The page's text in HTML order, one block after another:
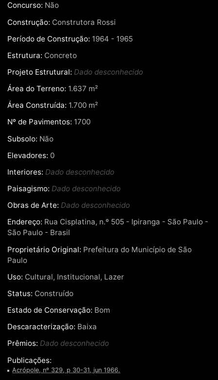
Concurso: Não
Construção: Construtora Rossi
Período de Construção: 1964 - 1965
Estrutura: Concreto
Projeto Estrutural: Dado desconhecido
Área do Terreno: 1.637 m²
Área Construída: 1.700 m²
Nº de Pavimentos: 1700
Subsolo: Não
Elevadores: 0
Interiores: Dado desconhecido
Paisagismo: Dado desconhecido
Obras de Arte: Dado desconhecido
Endereço: Rua Cisplatina, n.º 505 - Ipiranga - São Paulo -
São Paulo - Brasil
Proprietário Original: Prefeitura do Município de São
Paulo
Uso: Cultural, Institucional, Lazer
Status: Construído
Estado de Conservação: Bom
Descaracterização: Baixa
Prêmios: Dado desconhecido
Publicações:
Acrópole, nº 329, p 30-31, jun 1966.